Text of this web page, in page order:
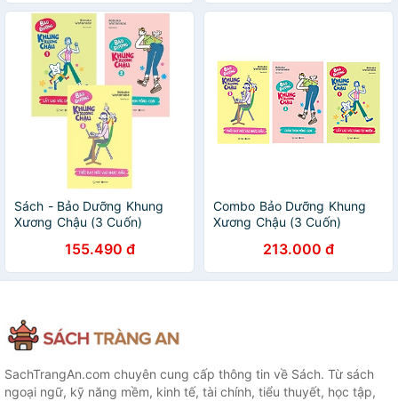
Sách - Bảo Dưỡng Khung
Xương Chậu (3 Cuốn)
155.490 đ
Combo Bảo Dưỡng Khung
Xương Chậu (3 Cuốn)
213.000 đ
SachTrangAn.com chuyên cung cấp thông tin về Sách. Từ sách
ngoại ngữ, kỹ năng mềm, kinh tế, tài chính, tiểu thuyết, học tập,